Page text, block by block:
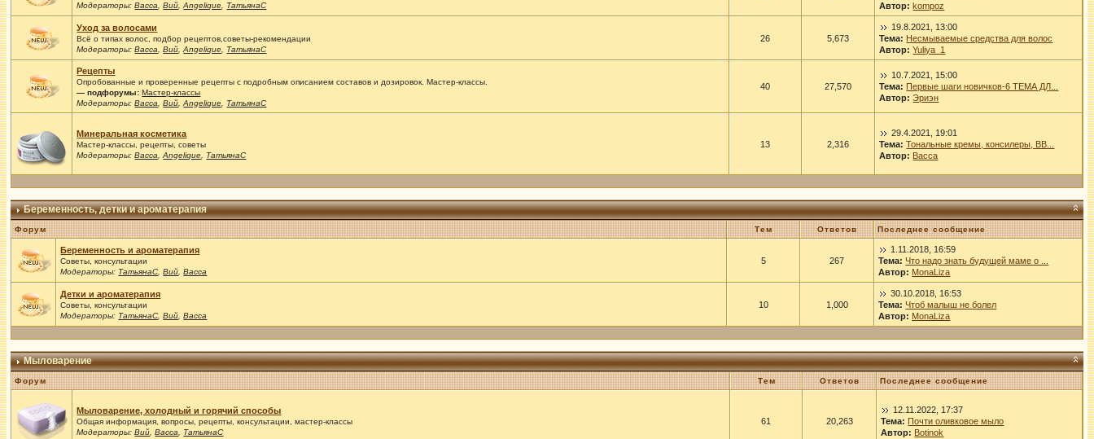
Модераторы:Васса ,Вий ,Angelique ТатьянаС
Автор: kompoz
Уход за волосами
Всё о типах волос, подбор рецептов,советы-рекомендации
Модераторы:Васса ,Вий ,Angelique ТатьянаС
26 5,673
19.8.2021, 13:00
Тема: Несмываемые средства для волос
Автор: Yuliya_1
Рецепты
Опробованные и проверенные рецепты с подробным описанием составов и дозировок. Мастер-классы.
— подфорумы: Мастер-классы
Модераторы:Васса ,Вий ,Angelique ТатьянаС
40 27,570
10.7.2021, 15:00
Тема: Первые шаги новичков-6 ТЕМА ДЛ...
Автор: Эриэн
Минеральная косметика
Мастер-классы, рецепты, советы
Модераторы:Васса ,Angelique ТатьянаС
13 2,316
29.4.2021, 19:01
Тема: Тональные кремы, консилеры, ВВ...
Автор: Васса
Беременность, детки и ароматерапия
Форум Тем Ответов Последнее сообщение
Беременность и ароматерапия
Советы, консультации
Модераторы: ТатьянаС ,Вий ,Васса
5 267
1.11.2018, 16:59
Тема: Что надо знать будущей маме о ...
Автор: MonaLiza
Детки и ароматерапия
Советы, консультации
Модераторы: ТатьянаС ,Вий ,Васса
10 1,000
30.10.2018, 16:53
Тема: Чтоб малыш не болел
Автор: MonaLiza
Мыловарение
Форум Тем Ответов Последнее сообщение
Мыловарение, холодный и горячий способы
Общая информация, вопросы, рецепты, консультации, мастер-классы
Модераторы:Вий ,Васса ТатьянаС
61 20,263
12.11.2022, 17:37
Тема: Почти оливковое мыло
Автор: Botinok